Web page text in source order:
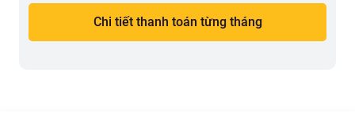
Chi tiết thanh toán từng tháng